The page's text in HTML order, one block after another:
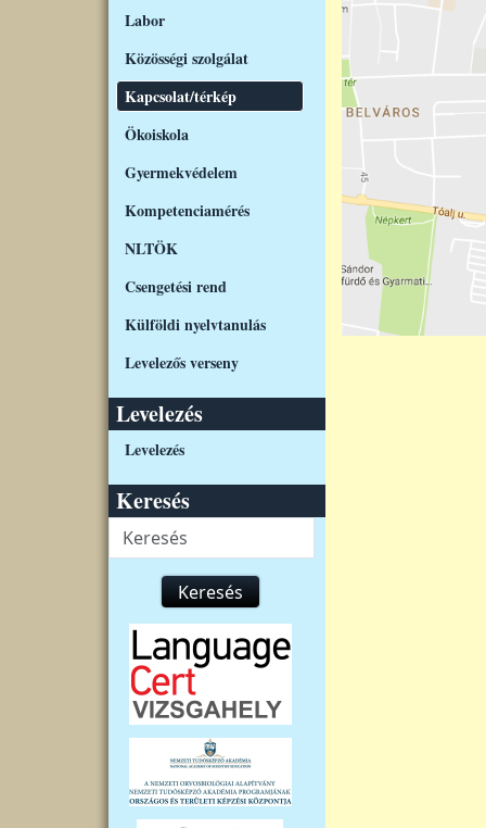
Labor
Közösségi szolgálat
Kapcsolat/térkép
Ökoiskola
Gyermekvédelem
Kompetenciamérés
NLTÖK
Csengetési rend
Külföldi nyelvtanulás
Levelezős verseny
Levelezés
Levelezés
Keresés
Keresés
Keresés